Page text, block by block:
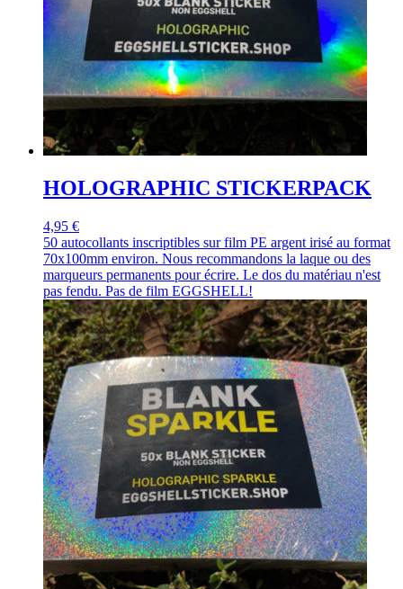
HOLOGRAPHIC STICKERPACK
4,95 €
50 autocollants inscriptibles sur film PE argent irisé au format
70x100mm environ. Nous recommandons la laque ou des
marqueurs permanents pour écrire. Le dos du matériau n'est
pas fendu. Pas de film EGGSHELL!